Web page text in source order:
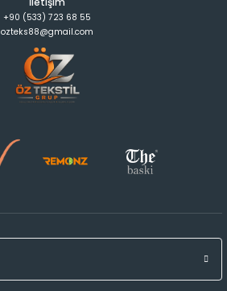
İletişim
+90 (533) 723 68 55
ozteks88@gmail.com